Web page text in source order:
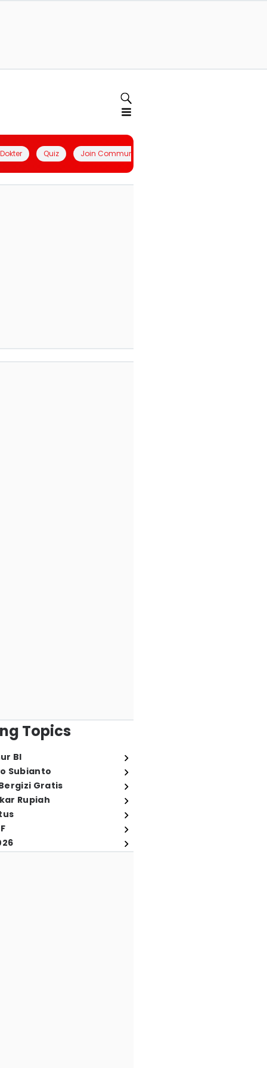
Quiz Join Community
Topics
BI
Subianto
Gratis
Rupiah